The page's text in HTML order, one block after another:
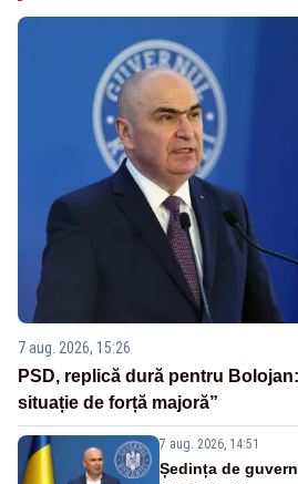
7 aug. 2026, 15:26
PSD, replică dură pentru
situație de forță majoră”
7 aug. 2026, 14:51
Ședința de